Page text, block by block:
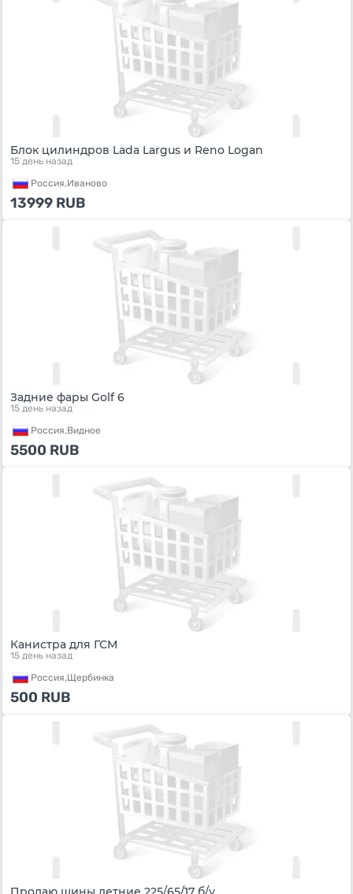
Блок цилиндров Lada Largus и Reno Logan
15 день назад
Россия,Иваново
13999 RUB
Задние фары Golf 6
15 день назад
Россия,Видное
5500 RUB
Канистра для ГСМ
15 день назад
Россия,Щербинка
500 RUB